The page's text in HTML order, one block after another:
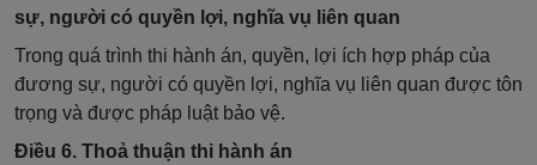
sự, người có quyền lợi, nghĩa vụ liên quan
Trong quá trình thi hành án, quyền, lợi ích hợp pháp của
đương sự, người có quyền lợi, nghĩa vụ liên quan được tôn
trọng và được pháp luật bảo vệ.
Điều 6. Thoả thuận thi hành án